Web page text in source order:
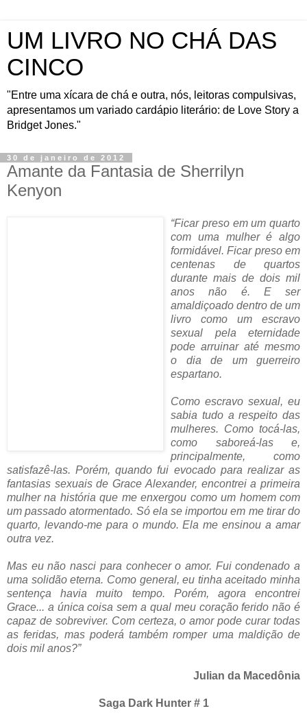
UM LIVRO NO CHÁ DAS
CINCO
"Entre uma xícara de chá e outra, nós, leitoras compulsivas,
apresentamos um variado cardápio literário: de Love Story a
Bridget Jones."
30 de janeiro de 2012
Amante da Fantasia de Sherrilyn
Kenyon
“Ficar preso em um quarto
com uma mulher é algo
formidável. Ficar preso em
centenas de quartos
durante mais de dois mil
anos não é. E ser
amaldiçoado dentro de um
livro como um escravo
sexual pela eternidade
pode arruinar até mesmo
o dia de um guerreiro
espartano.
Como escravo sexual, eu
sabia tudo a respeito das
mulheres. Como tocá-las,
como saboreá-las e,
principalmente, como
satisfazê-las. Porém, quando fui evocado para realizar as
fantasias sexuais de Grace Alexander, encontrei a primeira
mulher na história que me enxergou como um homem com
um passado atormentado. Só ela se importou em me tirar do
quarto, levando-me para o mundo. Ela me ensinou a amar
outra vez.
Mas eu não nasci para conhecer o amor. Fui condenado a
uma solidão eterna. Como general, eu tinha aceitado minha
sentença havia muito tempo. Porém, agora encontrei
Grace... a única coisa sem a qual meu coração ferido não é
capaz de sobreviver. Com certeza, o amor pode curar todas
as feridas, mas poderá também romper uma maldição de
dois mil anos?”
Julian da Macedônia
Saga Dark Hunter # 1